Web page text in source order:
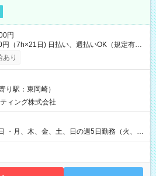
円
払い、週払いOK（規定有
試用期間なし
あり
り駅：東岡崎）
ィング株式会社
・月、木、金、土、日の週5日勤務（火、水
、年末年始等、長期休暇有り！） ・ワンシ
（0～5h/月）